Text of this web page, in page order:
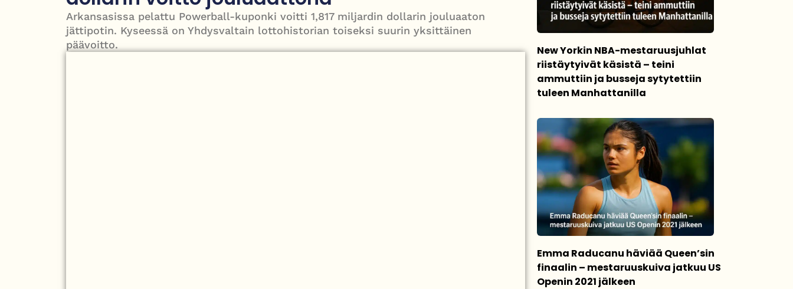
Iso-Britannia heikentämässä sähköautojen myyntitavoitetta – mitä muutos tarkoittaa?
Arkansasissa pelattu Powerball-kuponki voitti 1,817 miljardin dollarin jouluaaton
jättipotin. Kyseessä on Yhdysvaltain lottohistorian toiseksi suurin yksittäinen
päävoitto.
New Yorkin NBA-mestaruusjuhlat
riistäytyivät käsistä – teini
ammuttiin ja busseja sytytettiin
tuleen Manhattanilla
Emma Raducanu häviää Queen’sin
finaalin – mestaruuskuiva jatkuu US
Openin 2021 jälkeen